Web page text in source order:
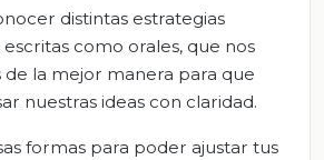
distintas estrategias
escritas como orales, que nos
la mejor manera para que
nuestras ideas con claridad.
formas para poder ajustar tus